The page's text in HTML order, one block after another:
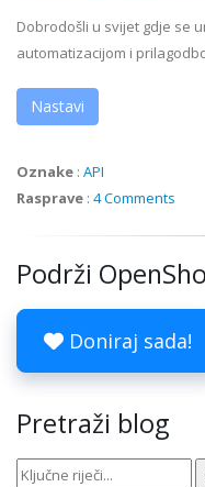
Dobrodošli u svijet gdje se
automatizacijom i
Nastavi
Oznake : API
Rasprave : 4 Comments
Podrži
Doniraj sada!
Pretraži blog